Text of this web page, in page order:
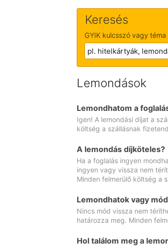
Keresés
GYIK kulcsszó vagy téma
Lemondások
Lemondhatom a
Igen! A lemondási díjat a
költség a szállásnak
A lemondás díjköteles?
Ha a foglalás ingyen
ingyen vagy vissza nem
Minden felmerülő költség a
Lemondhatok vagy
Nincs mód vissza nem
határozza meg. Minden
Hol találom meg a